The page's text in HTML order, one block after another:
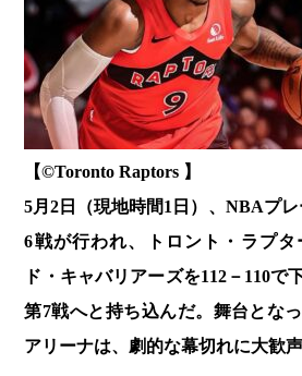
【©️Toronto Raptors 】
5月2日（現地時間1日）、NBAプ
6戦が行われ、トロント・ラプ
ド・キャバリアーズを112－110で
第7戦へと持ち込んだ。舞台とな
アリーナは、劇的な幕切れに大歓